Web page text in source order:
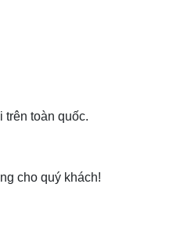
trên toàn quốc.
cho quý khách!